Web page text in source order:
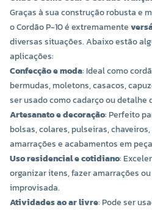
Graças à sua construção robusta e
o Cordão P-10 é extremamente
diversas situações. Abaixo estão
aplicações:
Confecção e moda: Ideal como
bermudas, moletons, casacos,
ser usado como cadarço ou detalhe
Artesanato e decoração: Perfeito
bolsas, colares, pulseiras,
amarrações e acabamentos em
Uso residencial e cotidiano:
organizar itens, fazer amarrações
improvisada.
Atividades ao ar livre: Pode ser